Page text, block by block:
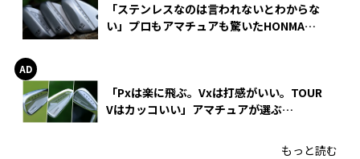
「ステンレスなのは言われないとわからな
い」プロもアマチュアも驚いたHONMA
「Pxは楽に飛ぶ。Vxは打感がいい。TOUR
Vはカッコいい」アマチュアが選ぶ
もっと読む